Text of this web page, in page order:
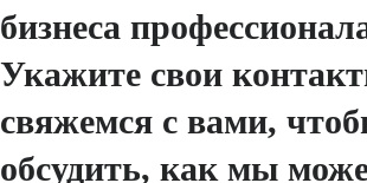
бизнеса
Укажите свои
свяжемся с вами,
обсудить, как мы